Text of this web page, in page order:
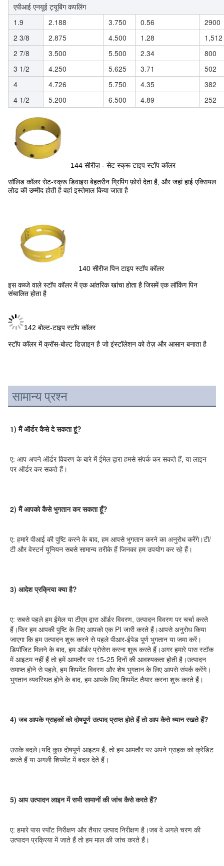
एपीआई एनयूई ट्यूबिंग कपलिंग
1.9
2.188 3.750 0.56
2900
2 3/8
2.875 4.500 1.28
1,512
2 7/8
3.500 5.500 2.34
800
3 1/2
4.250 5.625 3.71
502
4
4.726 5.750 4.35
382
4 1/2
5.200 6.500 4.89 252
144 सीरीज़ - सेट स्क्रू टाइप स्टॉप कॉलर
सॉलिड कॉलर सेट-स्क्रू डिवाइस बेहतरीन ग्रिपिंग फ़ोर्स देता है, और जहां हाई एक्सियल
लोड की उम्मीद होती है वहां इस्तेमाल किया जाता है
140 सीरीज पिन टाइप स्टॉप कॉलर
इस कब्जे वाले स्टॉप कॉलर में एक आंतरिक खांचा होता है जिसमें एक लॉकिंग पिन
संचालित होता है
142 बोल्ट-टाइप स्टॉप कॉलर
स्टॉप कॉलर में क्रॉस-बोल्ट डिज़ाइन है जो इंस्टॉलेशन को तेज़ और आसान बनाता है
सामान्य प्रश्न
1) मैं ऑर्डर कैसे दे सकता हूं?
ए: आप अपने ऑर्डर विवरण के बारे में ईमेल द्वारा हमसे संपर्क कर सकते हैं, या लाइन
पर ऑर्डर कर सकते हैं।
2) मैं आपको कैसे भुगतान कर सकता हूँ?
ए: हमारे पीआई की पुष्टि करने के बाद, हम आपसे भुगतान करने का अनुरोध करेंगे।टी/
टी और वेस्टर्न यूनियन सबसे सामान्य तरीके हैं जिनका हम उपयोग कर रहे हैं।
3) आदेश प्रक्रिया क्या है?
ए: सबसे पहले हम ईमेल या टीएम द्वारा ऑर्डर विवरण, उत्पादन विवरण पर चर्चा करते
हैं।फिर हम आपकी पुष्टि के लिए आपको एक PI जारी करते हैं।आपसे अनुरोध किया
जाएगा कि हम उत्पादन शुरू करने से पहले पीआर-ईपेड पूर्ण भुगतान या जमा करें।
डिपॉजिट मिलने के बाद, हम ऑर्डर प्रोसेस करना शुरू करते हैं।अगर हमारे पास स्टॉक
में आइटम नहीं हैं तो हमें आमतौर पर 15-25 दिनों की आवश्यकता होती है।उत्पादन
समाप्त होने से पहले, हम शिपमेंट विवरण और शेष भुगतान के लिए आपसे संपर्क करेंगे।
भुगतान व्यवस्थित होने के बाद, हम आपके लिए शिपमेंट तैयार करना शुरू करते हैं।
4) जब आपके ग्राहकों को दोषपूर्ण उत्पाद प्राप्त होते हैं तो आप कैसे ध्यान रखते हैं?
उसके बदले।यदि कुछ दोषपूर्ण आइटम हैं, तो हम आमतौर पर अपने ग्राहक को क्रेडिट
करते हैं या अगली शिपमेंट में बदल देते हैं।
5) आप उत्पादन लाइन में सभी सामानों की जांच कैसे करते हैं?
ए: हमारे पास स्पॉट निरीक्षण और तैयार उत्पाद निरीक्षण है।जब वे अगले चरण की
उत्पादन प्रक्रिया में जाते हैं तो हम माल की जांच करते हैं।